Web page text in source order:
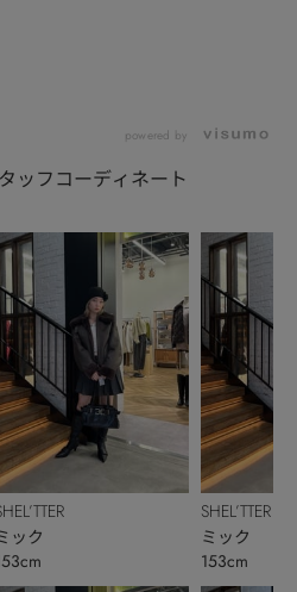
powered by
ッフコーディネート
ック
SHEL’TTER
ミック
153cm